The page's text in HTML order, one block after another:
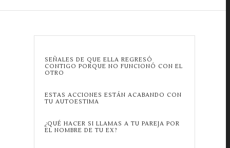
SEÑALES DE QUE ELLA REGRESÓ
CONTIGO PORQUE NO FUNCIONÓ CON EL
OTRO
ESTAS ACCIONES ESTÁN ACABANDO CON
TU AUTOESTIMA
¿QUÉ HACER SI LLAMAS A TU PAREJA POR
EL NOMBRE DE TU EX?